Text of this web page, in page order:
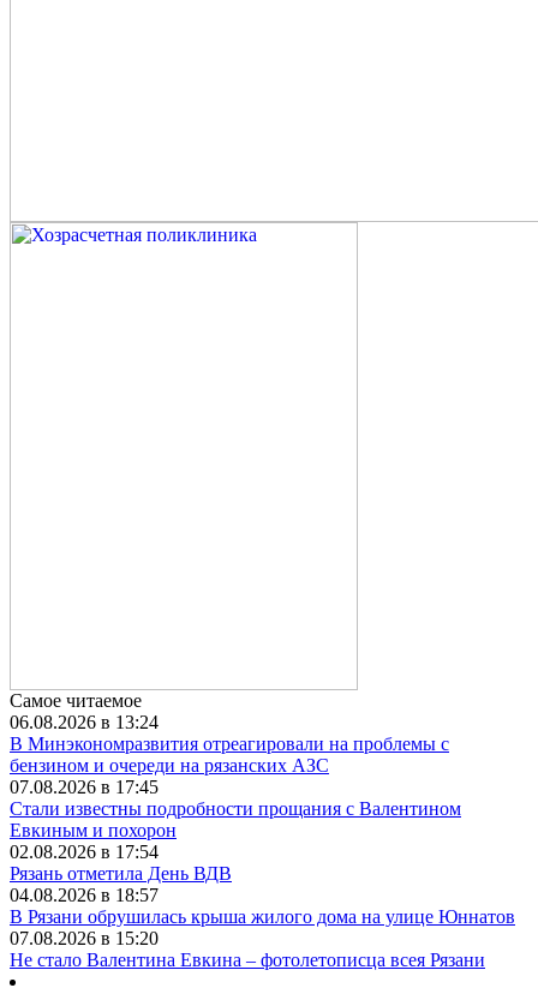
Самое читаемое
06.08.2026 в 13:24
В Минэкономразвития отреагировали на проблемы с
бензином и очереди на рязанских АЗС
07.08.2026 в 17:45
Стали известны подробности прощания с Валентином
Евкиным и похорон
02.08.2026 в 17:54
Рязань отметила День ВДВ
04.08.2026 в 18:57
В Рязани обрушилась крыша жилого дома на улице Юннатов
07.08.2026 в 15:20
Не стало Валентина Евкина – фотолетописца всея Рязани